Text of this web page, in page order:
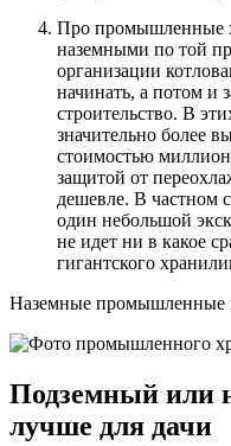
Про промышленные
наземными по той
организации
начинать, а потом и
строительство. В
значительно более
стоимостью
защитой от
дешевле. В частном
один небольшой
не идет ни в какое
гигантского
Наземные промышленные
Подземный или
лучше для дачи